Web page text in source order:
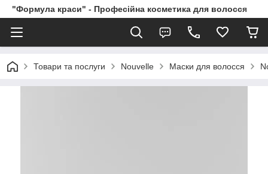
"Формула краси" - Професійна косметика для волосся
Товари та послуги Nouvelle Маски для волосся